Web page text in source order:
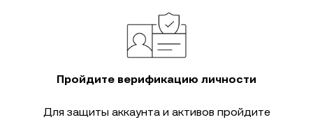
Пройдите верификацию личности
Для защиты аккаунта и активов пройдите